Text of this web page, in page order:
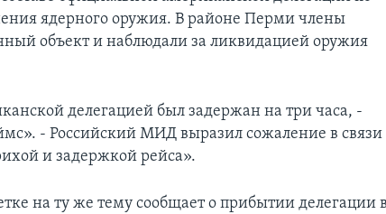
ядерного оружия. В районе Перми члены
объект и наблюдали за ликвидацией оружия
делегацией был задержан на три часа, -
- Российский МИД выразил сожаление в связи
и задержкой рейса».
на ту же тему сообщает о прибытии делегации